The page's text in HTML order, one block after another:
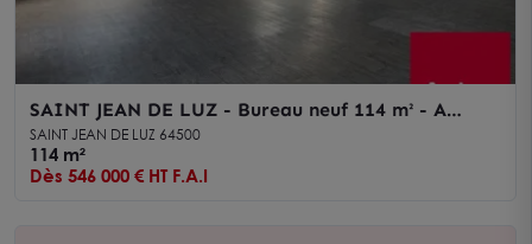
SAINT JEAN DE LUZ - Bureau neuf 114 m² - A
VENDRE – Zone tertiaire avec vue dégagée et
excellente accessibilité
SAINT JEAN DE LUZ 64500
114 m²
Dès 546 000 € HT F.A.I